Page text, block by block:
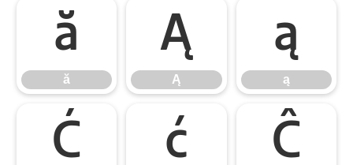
ă
ă
Ą
Ą
ą
ą
Ć ć Ĉ